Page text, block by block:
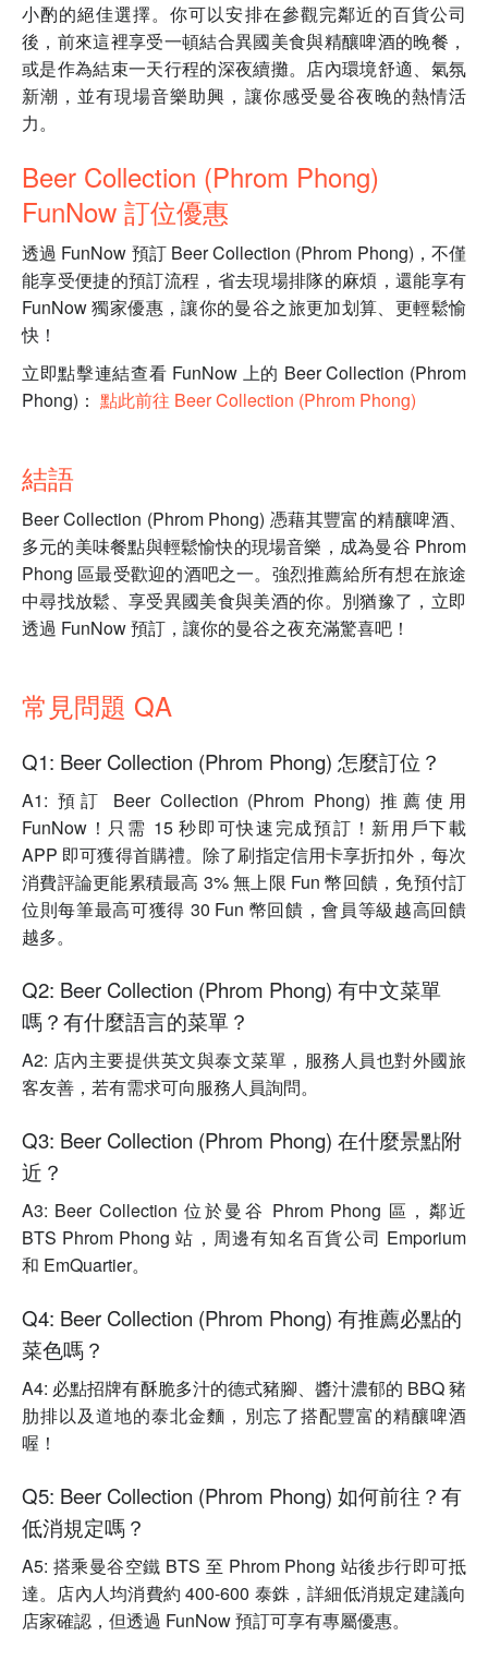
小酌的絕佳選擇。你可以安排在參觀完鄰近的百貨公司
後，前來這裡享受一頓結合異國美食與精釀啤酒的晚餐，
或是作為結束一天行程的深夜續攤。店內環境舒適、氣氛
新潮，並有現場音樂助興，讓你感受曼谷夜晚的熱情活
力。
Beer Collection (Phrom Phong)
FunNow 訂位優惠
透過 FunNow 預訂 Beer Collection (Phrom Phong)，不僅
能享受便捷的預訂流程，省去現場排隊的麻煩，還能享有
FunNow 獨家優惠，讓你的曼谷之旅更加划算、更輕鬆愉
快！
立即點擊連結查看 FunNow 上的 Beer Collection (Phrom
Phong)： 點此前往 Beer Collection (Phrom Phong)
結語
Beer Collection (Phrom Phong) 憑藉其豐富的精釀啤酒、
多元的美味餐點與輕鬆愉快的現場音樂，成為曼谷 Phrom
Phong 區最受歡迎的酒吧之一。強烈推薦給所有想在旅途
中尋找放鬆、享受異國美食與美酒的你。別猶豫了，立即
透過 FunNow 預訂，讓你的曼谷之夜充滿驚喜吧！
常見問題 QA
Q1: Beer Collection (Phrom Phong) 怎麼訂位？
A1: 預訂 Beer Collection (Phrom Phong) 推薦使用
FunNow！只需 15 秒即可快速完成預訂！新用戶下載
APP 即可獲得首購禮。除了刷指定信用卡享折扣外，每次
消費評論更能累積最高 3% 無上限 Fun 幣回饋，免預付訂
位則每筆最高可獲得 30 Fun 幣回饋，會員等級越高回饋
越多。
Q2: Beer Collection (Phrom Phong) 有中文菜單
嗎？有什麼語言的菜單？
A2: 店內主要提供英文與泰文菜單，服務人員也對外國旅
客友善，若有需求可向服務人員詢問。
Q3: Beer Collection (Phrom Phong) 在什麼景點附
近？
A3: Beer Collection 位於曼谷 Phrom Phong 區，鄰近
BTS Phrom Phong 站，周邊有知名百貨公司 Emporium
和 EmQuartier。
Q4: Beer Collection (Phrom Phong) 有推薦必點的
菜色嗎？
A4: 必點招牌有酥脆多汁的德式豬腳、醬汁濃郁的 BBQ 豬
肋排以及道地的泰北金麵，別忘了搭配豐富的精釀啤酒
喔！
Q5: Beer Collection (Phrom Phong) 如何前往？有
低消規定嗎？
A5: 搭乘曼谷空鐵 BTS 至 Phrom Phong 站後步行即可抵
達。店內人均消費約 400-600 泰銖，詳細低消規定建議向
店家確認，但透過 FunNow 預訂可享有專屬優惠。